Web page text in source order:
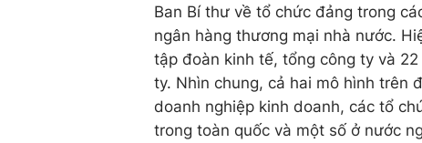
Ban Bí thư về tổ chức đảng trong
ngân hàng thương mại nhà nước.
tập đoàn kinh tế, tổng công ty và
ty. Nhìn chung, cả hai mô hình trên
doanh nghiệp kinh doanh, các tổ
trong toàn quốc và một số ở nước